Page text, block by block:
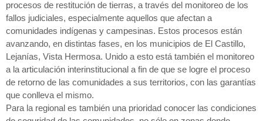
procesos de restitución de tierras, a través del monitoreo de los
fallos judiciales, especialmente aquellos que afectan a
comunidades indígenas y campesinas. Estos procesos están
avanzando, en distintas fases, en los municipios de El Castillo,
Lejanías, Vista Hermosa. Unido a esto está también el monitoreo
a la articulación interinstitucional a fin de que se logre el proceso
de retorno de las comunidades a sus territorios, con las garantías
que conlleva el mismo.
Para la regional es también una prioridad conocer las condiciones